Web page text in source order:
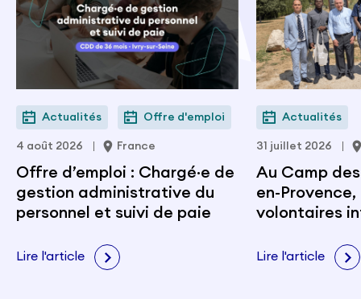
Actualités Offre d'emploi
4 août 2026 France
Offre d’emploi : Chargé·e de
gestion administrative du
personnel et suivi de paie
Lire l'article
Actualités
31 juillet 2026
Au Camp
en-
volontaires
citoyenneté
Lire l'article